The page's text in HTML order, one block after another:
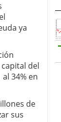
ya
del
34% en
de
sus